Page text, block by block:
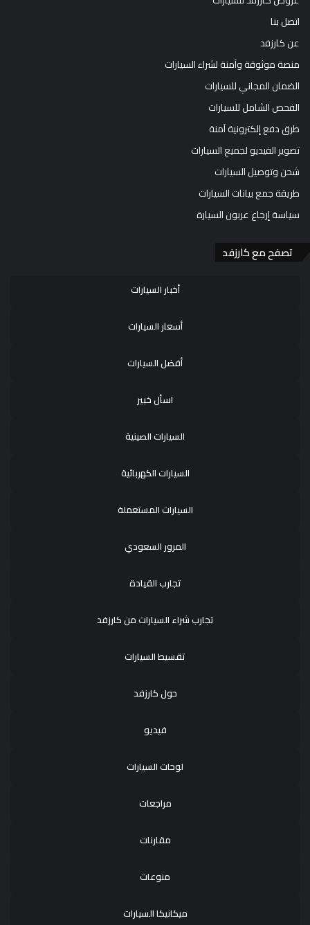
اتصل بنا
عن كارزفد
منصة موثوقة وآمنة لشراء السيارات
الضمان المجاني للسيارات
الفحص الشامل للسيارات
طرق دفع إلكترونية آمنة
تصوير الفيديو لجميع السيارات
شحن وتوصيل السيارات
طريقة جمع بيانات السيارات
سياسة إرجاع عربون السيارة
تصفح مع كارزفد
أخبار السيارات
أسعار السيارات
أفضل السيارات
اسأل خبير
السيارات الصينية
السيارات الكهربائية
السيارات المستعملة
المرور السعودي
تجارب القيادة
تجارب شراء السيارات من كارزفد
تقسيط السيارات
حول كارزفد
فيديو
لوحات السيارات
مراجعات
مقارنات
منوعات
ميكانيكا السيارات